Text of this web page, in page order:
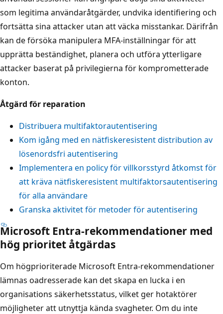
som legitima användaråtgärder, undvika identifiering och
fortsätta sina attacker utan att väcka misstankar. Därifrån
kan de försöka manipulera MFA-inställningar för att
upprätta beständighet, planera och utföra ytterligare
attacker baserat på privilegierna för komprometterade
konton.
Åtgärd för reparation
Distribuera multifaktorautentisering
Kom igång med en nätfiskeresistent distribution av
lösenordsfri autentisering
Implementera en policy för villkorsstyrd åtkomst för
att kräva nätfiskeresistent multifaktorsautentisering
för alla användare
Granska aktivitet för metoder för autentisering
Microsoft Entra-rekommendationer med
hög prioritet åtgärdas
Om högprioriterade Microsoft Entra-rekommendationer
lämnas oadresserade kan det skapa en lucka i en
organisations säkerhetsstatus, vilket ger hotaktörer
möjligheter att utnyttja kända svagheter. Om du inte